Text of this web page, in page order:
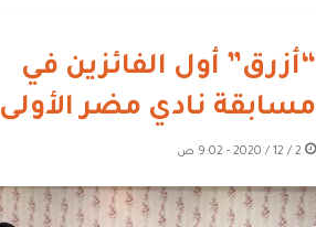
“أزرق” أول الفائزين في
مسابقة نادي مضر الأولى
2 / 12 / 2020 - 9:02 ص